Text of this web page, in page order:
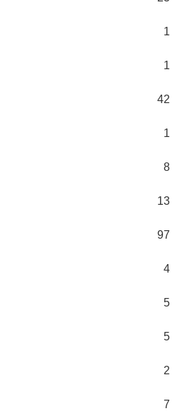
1
1
42
1
8
13
97
4
5
5
2
7